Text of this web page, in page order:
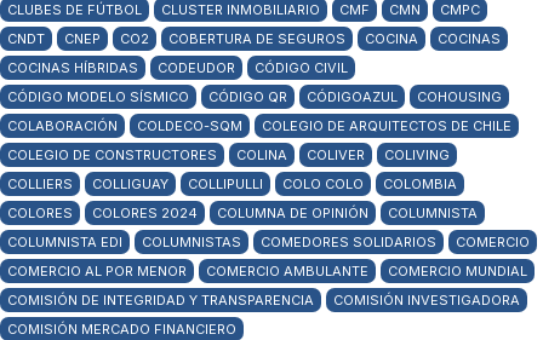
CLUBES DE FÚTBOL
CLUSTER INMOBILIARIO CMF CMN
CMPC
CNDT
CNEP CO2 COBERTURA DE SEGUROS COCINA
COCINAS
COCINAS HÍBRIDAS
CODEUDOR
CÓDIGO CIVIL
CÓDIGO MODELO SÍSMICO
CÓDIGO QR CÓDIGOAZUL
COHOUSING
COLABORACIÓN
COLDECO-SQM
COLEGIO DE ARQUITECTOS DE CHILE
COLEGIO DE CONSTRUCTORES
COLINA COLIVER
COLIVING
COLLIERS
COLLIGUAY COLLIPULLI COLO COLO
COLOMBIA
COLORES
COLORES 2024 COLUMNA DE OPINIÓN
COLUMNISTA
COLUMNISTA EDI
COLUMNISTAS COMEDORES SOLIDARIOS
COMERCIO
COMERCIO AL POR MENOR
COMERCIO AMBULANTE
COMERCIO MUNDIAL
COMISIÓN DE INTEGRIDAD Y TRANSPARENCIA
COMISIÓN INVESTIGADORA
COMISIÓN MERCADO FINANCIERO